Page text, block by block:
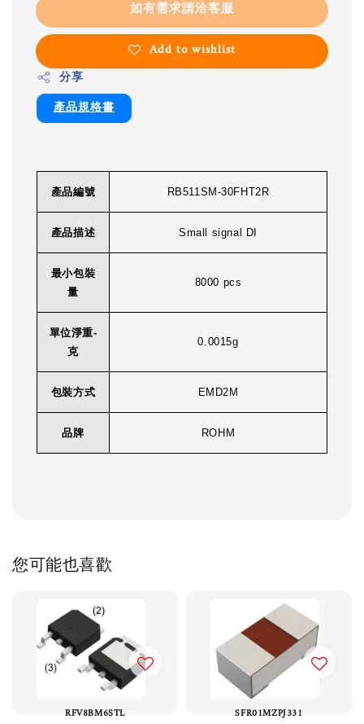
如有需求請洽客服
Add to wishlist
分享
產品規格書
產品編號 RB511SM-30FHT2R
產品描述 Small signal DI
最小包裝
量
8000 pcs
單位淨重-
克
0.0015g
包裝方式 EMD2M
品牌 ROHM
您可能也喜歡
RFV8BM6STL SFR01MZPJ331